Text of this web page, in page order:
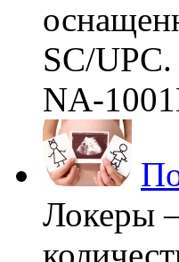
SC/
NA-
Локеры